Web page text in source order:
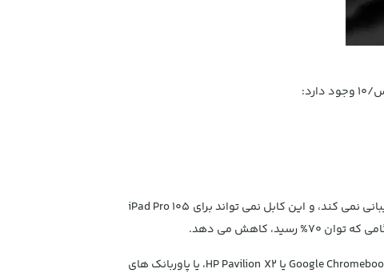
توجه نمایید که فقط آیفون x / 8 / 8plus از شارژ سریع PD پشتیبانی می کند. دیگر گوشی های آیفون از شارژ سریع پشتیبانی نمی کند، و این کابل نمی تواند برای iPad Pro 105
در واقع با این کابل بدون نیاز به آداپتور، گوشی آیفون خود را به طور مستقیم به مک بوک پرو 2016، مک بوک 12 اینچی، Google Chromebook یا HP Pavilion X2، یا پاوربانک های